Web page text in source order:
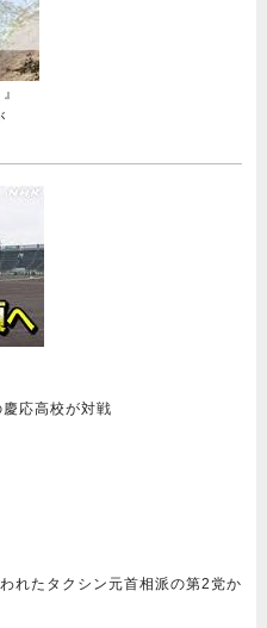
応高校が対戦
れたタクシン元首相派の第2党か